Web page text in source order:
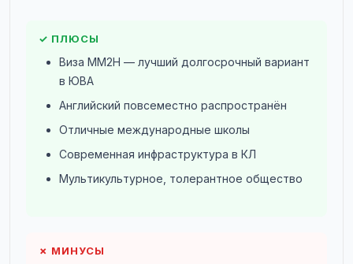
✓ ПЛЮСЫ
Виза MM2H — лучший долгосрочный вариант
в ЮВА
Английский повсеместно распространён
Отличные международные школы
Современная инфраструктура в КЛ
Мультикультурное, толерантное общество
✗ МИНУСЫ